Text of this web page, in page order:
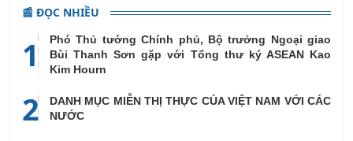
📰 ĐỌC NHIỀU
1
Phó Thủ tướng Chính phủ, Bộ trưởng Ngoại giao
Bùi Thanh Sơn gặp với Tổng thư ký ASEAN Kao
Kim Hourn
2
DANH MỤC MIỄN THỊ THỰC CỦA VIỆT NAM VỚI CÁC
NƯỚC